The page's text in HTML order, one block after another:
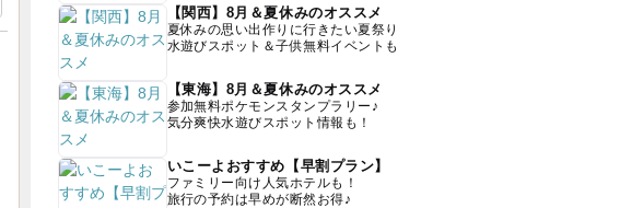
【関西】8月＆夏休みのオススメ
夏休みの思い出作りに行きたい夏祭り
水遊びスポット＆子供無料イベントも
【東海】8月＆夏休みのオススメ
参加無料ポケモンスタンプラリー♪
気分爽快水遊びスポット情報も！
いこーよおすすめ【早割プラン】
ファミリー向け人気ホテルも！
旅行の予約は早めが断然お得♪